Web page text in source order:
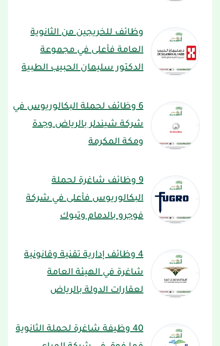
وظائف للخريجين من الثانوية
العامة فأعلى في مجموعة
الدكتور سليمان الحبيب الطبية
6 وظائف لحملة البكالوريوس في
شركة شيندلر بالرياض وجدة
ومكة المكرمة
9 وظائف شاغرة لحملة
البكالوريوس فأعلى في شركة
فوجرو بالدمام وتبوك
4 وظائف إدارية تقنية وقانونية
شاغرة في الهيئة العامة
لعقارات الدولة بالرياض
40 وظيفة شاغرة لحملة الثانوية